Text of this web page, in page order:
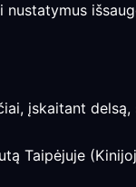
nustatymus
įskaitant
Taipėjuje